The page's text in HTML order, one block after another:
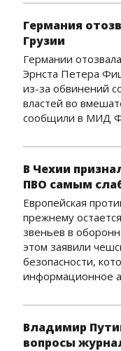
Германия
Грузии
Германии
Эрнста Петера
из-за обвинений
властей во
сообщили в МИД
В Чехии
ПВО самым
Европейская
прежнему
звеньев в
этом заявили
безопасности,
информационное
Владимир
вопросы